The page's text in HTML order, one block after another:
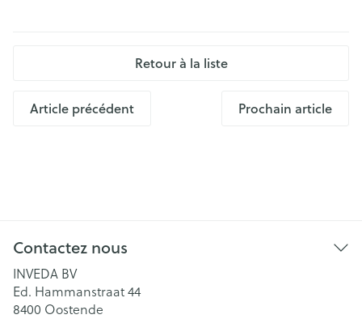
Retour à la liste
Article précédent Prochain article
Contactez nous
INVEDA BV
Ed. Hammanstraat 44
8400 Oostende